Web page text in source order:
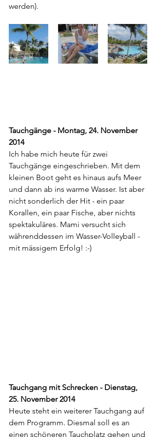
werden).
Tauchgänge - Montag, 24. November
2014
Ich habe mich heute für zwei
Tauchgänge eingeschrieben. Mit dem
kleinen Boot geht es hinaus aufs Meer
und dann ab ins warme Wasser. Ist aber
nicht sonderlich der Hit - ein paar
Korallen, ein paar Fische, aber nichts
spektakuläres. Mami versucht sich
währenddessen im Wasser-Volleyball -
mit mässigem Erfolg! :-)
Tauchgang mit Schrecken - Dienstag,
25. November 2014
Heute steht ein weiterer Tauchgang auf
dem Programm. Diesmal soll es an
einen schöneren Tauchplatz gehen und